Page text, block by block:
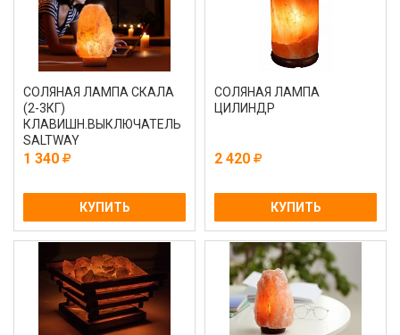
СОЛЯНАЯ ЛАМПА СКАЛА
(2-3КГ)
КЛАВИШН.ВЫКЛЮЧАТЕЛЬ
SALTWAY
1 340
КУПИТЬ
СОЛЯНАЯ ЛАМПА
ЦИЛИНДР
2 420
КУПИТЬ